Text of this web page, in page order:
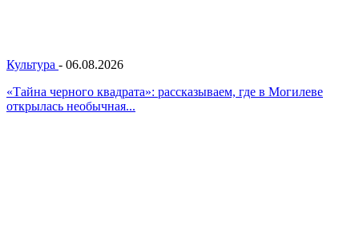
Культура - 06.08.2026
«Тайна черного квадрата»: рассказываем, где в Могилеве
открылась необычная...